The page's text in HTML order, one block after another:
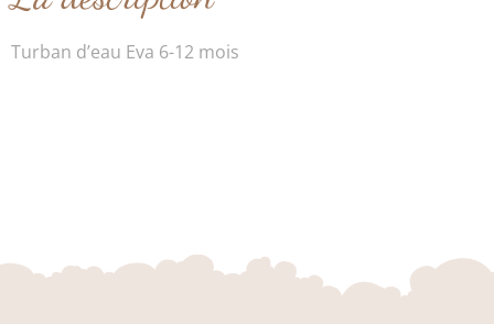
Turban d’eau Eva 6-12 mois